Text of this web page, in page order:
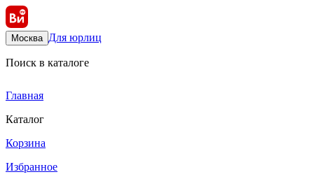
Москва Для юрлиц
Поиск в каталоге
Главная
Каталог
Корзина
Избранное